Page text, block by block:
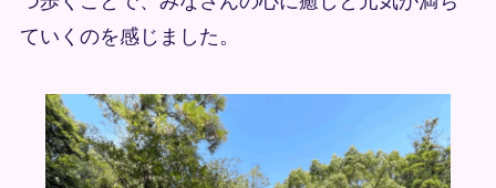
ていくのを感じました。